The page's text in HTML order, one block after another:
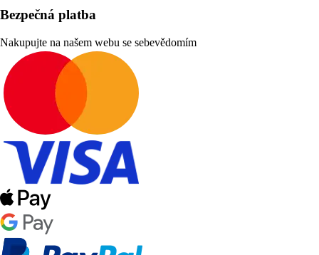
Bezpečná platba
Nakupujte na našem webu se sebevědomím